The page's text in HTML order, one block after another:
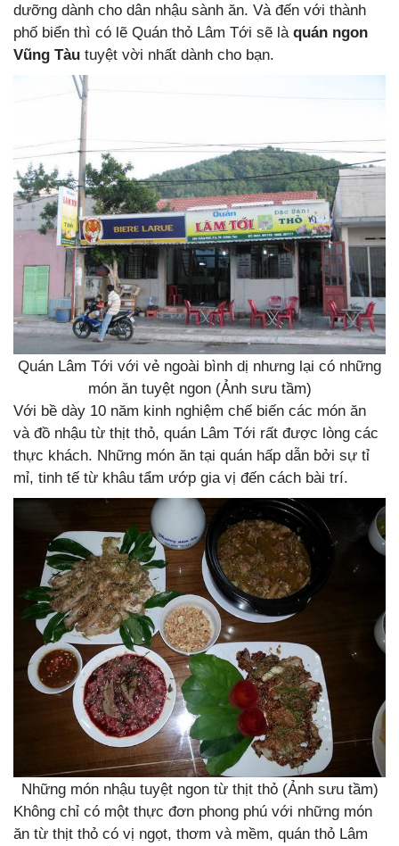
dưỡng dành cho dân nhậu sành ăn. Và đến với thành
phố biển thì có lẽ Quán thỏ Lâm Tới sẽ là quán ngon
Vũng Tàu tuyệt vời nhất dành cho bạn.
Quán Lâm Tới với vẻ ngoài bình dị nhưng lại có những
món ăn tuyệt ngon (Ảnh sưu tầm)
Với bề dày 10 năm kinh nghiệm chế biến các món ăn
và đồ nhậu từ thịt thỏ, quán Lâm Tới rất được lòng các
thực khách. Những món ăn tại quán hấp dẫn bởi sự tỉ
mỉ, tinh tế từ khâu tẩm ướp gia vị đến cách bài trí.
Những món nhậu tuyệt ngon từ thịt thỏ (Ảnh sưu tầm)
Không chỉ có một thực đơn phong phú với những món
ăn từ thịt thỏ có vị ngọt, thơm và mềm, quán thỏ Lâm